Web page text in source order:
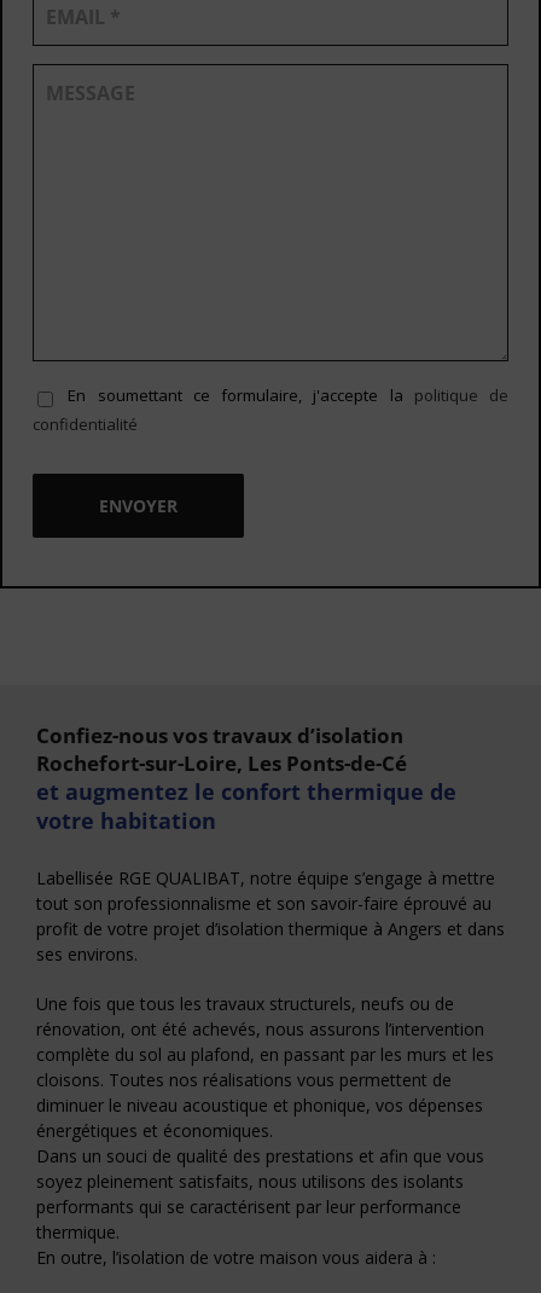
En soumettant ce formulaire, j'accepte la politique de
confidentialité
Confiez-nous vos travaux d’isolation
Rochefort-sur-Loire, Les Ponts-de-Cé
et augmentez le confort thermique de
votre habitation
Labellisée RGE QUALIBAT, notre équipe s’engage à mettre
tout son professionnalisme et son savoir-faire éprouvé au
profit de votre projet d’isolation thermique à Angers et dans
ses environs.
Une fois que tous les travaux structurels, neufs ou de
rénovation, ont été achevés, nous assurons l’intervention
complète du sol au plafond, en passant par les murs et les
cloisons. Toutes nos réalisations vous permettent de
diminuer le niveau acoustique et phonique, vos dépenses
énergétiques et économiques.
Dans un souci de qualité des prestations et afin que vous
soyez pleinement satisfaits, nous utilisons des isolants
performants qui se caractérisent par leur performance
thermique.
En outre, l’isolation de votre maison vous aidera à :